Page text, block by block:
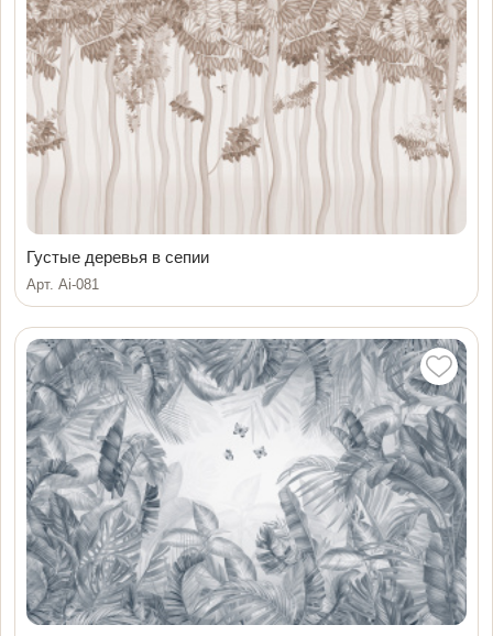
Густые деревья в сепии
Арт. Ai-081